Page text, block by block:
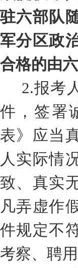
驻六部队
军分区政
合格的由
2.报考
件 ， 签署
表》应当
人实际情
致、真实
凡弄虚作
件规定不
考察、 聘